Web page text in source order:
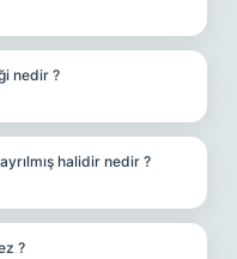
nedir ?
halidir nedir ?
?